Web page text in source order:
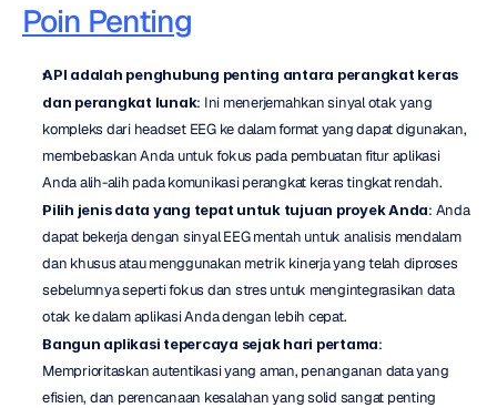
Poin Penting
API adalah penghubung penting antara perangkat keras
dan perangkat lunak: Ini menerjemahkan sinyal otak yang
kompleks dari headset EEG ke dalam format yang dapat digunakan,
membebaskan Anda untuk fokus pada pembuatan fitur aplikasi
Anda alih-alih pada komunikasi perangkat keras tingkat rendah.
Pilih jenis data yang tepat untuk tujuan proyek Anda: Anda
dapat bekerja dengan sinyal EEG mentah untuk analisis mendalam
dan khusus atau menggunakan metrik kinerja yang telah diproses
sebelumnya seperti fokus dan stres untuk mengintegrasikan data
otak ke dalam aplikasi Anda dengan lebih cepat.
Bangun aplikasi tepercaya sejak hari pertama:
Memprioritaskan autentikasi yang aman, penanganan data yang
efisien, dan perencanaan kesalahan yang solid sangat penting